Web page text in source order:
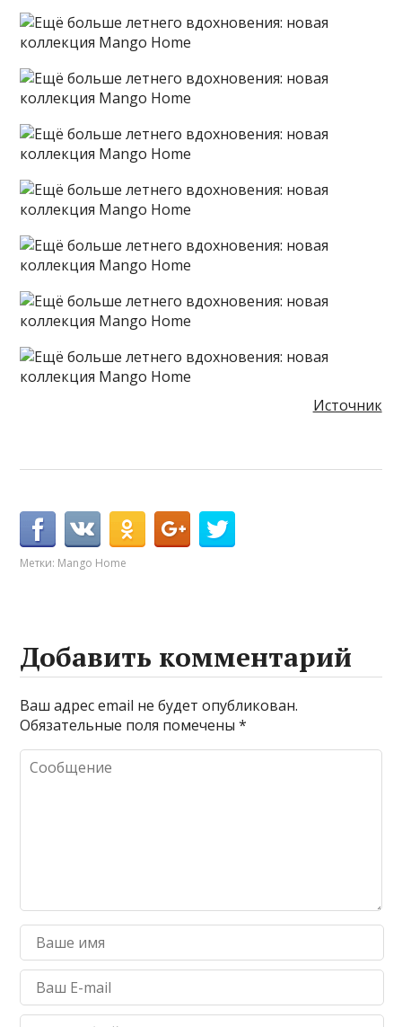
Источник
Метки: Mango Home
Добавить комментарий
Ваш адрес email не будет опубликован.
Обязательные поля помечены*